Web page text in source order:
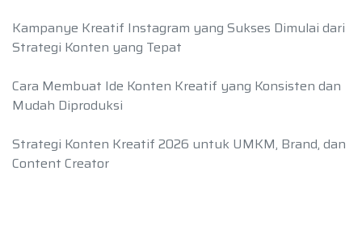
Kampanye Kreatif Instagram yang Sukses Dimulai dari
Strategi Konten yang Tepat
Cara Membuat Ide Konten Kreatif yang Konsisten dan
Mudah Diproduksi
Strategi Konten Kreatif 2026 untuk UMKM, Brand, dan
Content Creator